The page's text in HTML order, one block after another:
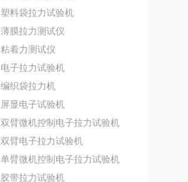
塑料袋拉力试验机
薄膜拉力测试仪
粘着力测试仪
电子拉力试验机
编织袋拉力机
屏显电子试验机
双臂微机控制电子拉力试验机
双臂电子拉力试验机
单臂微机控制电子拉力试验机
胶带拉力试验机